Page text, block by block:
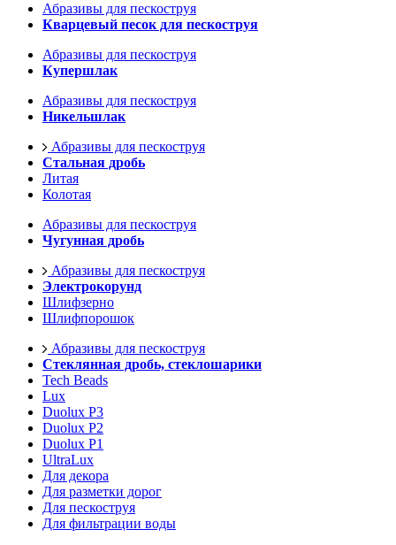
Абразивы для пескоструя
Кварцевый песок для пескоструя
Абразивы для пескоструя
Купершлак
Абразивы для пескоструя
Никельшлак
Абразивы для пескоструя
Стальная дробь
Литая
Колотая
Абразивы для пескоструя
Чугунная дробь
Абразивы для пескоструя
Электрокорунд
Шлифзерно
Шлифпорошок
Абразивы для пескоструя
Стеклянная дробь, стеклошарики
Tech Beads
Lux
Duolux P3
Duolux P2
Duolux P1
UltraLux
Для декора
Для разметки дорог
Для пескоструя
Для фильтрации воды